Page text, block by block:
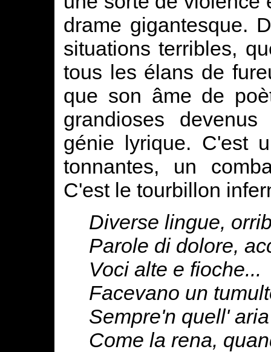
drame gigantesque.
situations terribles,
tous les élans de
que son âme de
grandioses
génie lyrique. C'est
tonnantes, un
C'est le tourbillon
Diverse lingue,
Parole di dolore,
Voci alte e fioche...
Facevano un
Sempre'n quell'
Come la rena,